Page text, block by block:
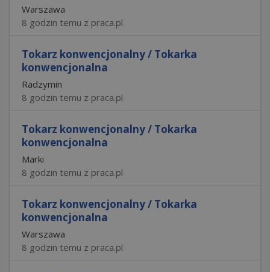
Warszawa
8 godzin temu z praca.pl
Tokarz konwencjonalny / Tokarka
konwencjonalna
Radzymin
8 godzin temu z praca.pl
Tokarz konwencjonalny / Tokarka
konwencjonalna
Marki
8 godzin temu z praca.pl
Tokarz konwencjonalny / Tokarka
konwencjonalna
Warszawa
8 godzin temu z praca.pl